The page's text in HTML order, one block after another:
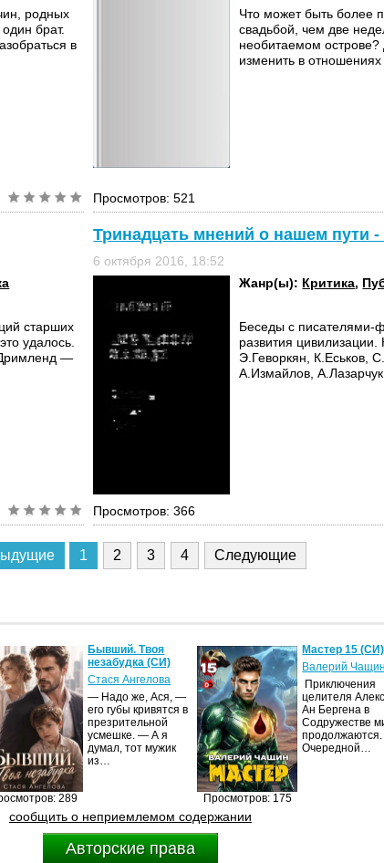
родных
брат.
в
Что может быть более
свадьбой, чем две
необитаемом
изменить в
Просмотров: 521
старших
удалось.
—
Тринадцать мнений о нашем пути
6 октября 2016, 18:52
Жанр(ы): Критика,
Беседы с писателями-
развития
Э.Геворкян, К.Еськов,
А.Измайлов,
Просмотров: 366
1 2 3 4 Следующие
289
Бывший. Твоя
незабудка (СИ)
Стася Ангелова
— Надо же, Ася, —
его губы кривятся в
презрительной
усмешке. — А я
думал, тот мужик
из…
Просмотров: 175
Мастер 15 (СИ)
Валерий Чащин
Приключения
целителя
Ан Бергена в
Содружестве
продолжаются.
Очередной…
сообщить о неприемлемом содержании
Авторские права